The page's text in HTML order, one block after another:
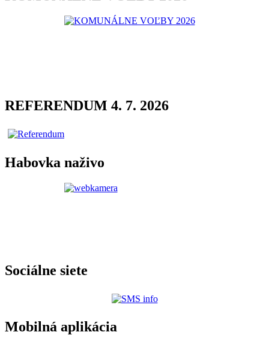
REFERENDUM 4. 7. 2026
Habovka naživo
Sociálne siete
Mobilná aplikácia